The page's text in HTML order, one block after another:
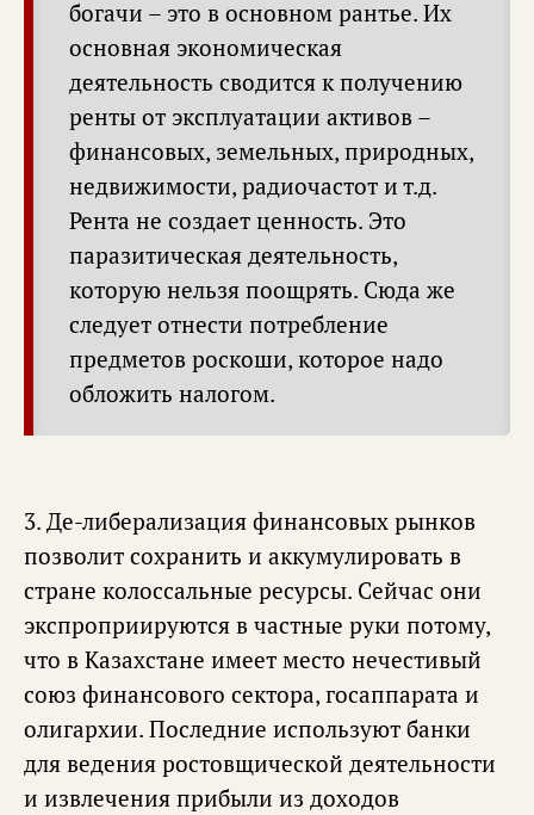
богачи – это в основном рантье. Их
основная экономическая
деятельность сводится к получению
ренты от эксплуатации активов –
финансовых, земельных, природных,
недвижимости, радиочастот и т.д.
Рента не создает ценность. Это
паразитическая деятельность,
которую нельзя поощрять. Сюда же
следует отнести потребление
предметов роскоши, которое надо
обложить налогом.
3. Де-либерализация финансовых рынков
позволит сохранить и аккумулировать в
стране колоссальные ресурсы. Сейчас они
экспроприируются в частные руки потому,
что в Казахстане имеет место нечестивый
союз финансового сектора, госаппарата и
олигархии. Последние используют банки
для ведения ростовщической деятельности
и извлечения прибыли из доходов